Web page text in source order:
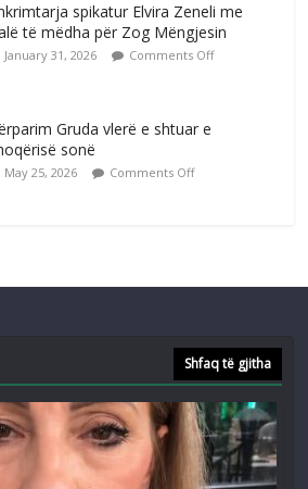
spikatur Elvira Zeneli me
të mëdha për Zog Mëngjesin
January 31, 2026 Comments Off
Gruda vlerë e shtuar e
sonë
May 25, 2026 Comments Off
Shfaq të gjitha